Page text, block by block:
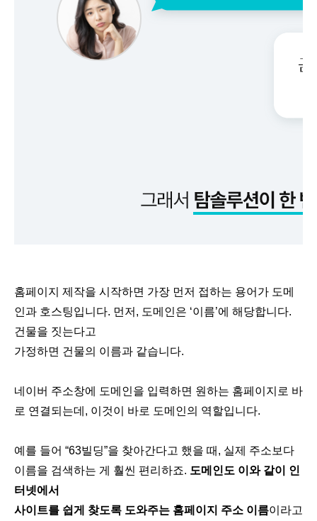
홈페이지 제작을 시작하면 가장 먼저 접하는 용어가 도메
인과 호스팅입니다. 먼저, 도메인은 ‘이름’에 해당합니다.
건물을 짓는다고
가정하면 건물의 이름과 같습니다.
네이버 주소창에 도메인을 입력하면 원하는 홈페이지로 바
로 연결되는데, 이것이 바로 도메인의 역할입니다.
예를 들어 “63빌딩”을 찾아간다고 했을 때, 실제 주소보다
이름을 검색하는 게 훨씬 편리하죠. 도메인도 이와 같이 인
터넷에서
사이트를 쉽게 찾도록 도와주는 홈페이지 주소 이름이라고